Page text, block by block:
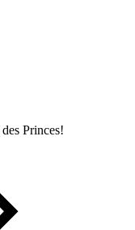
Princes!